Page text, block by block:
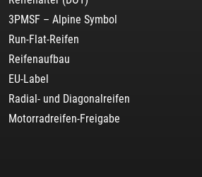
3PMSF – Alpine Symbol
Run-Flat-Reifen
Reifenaufbau
EU-Label
Radial- und Diagonalreifen
Motorradreifen-Freigabe